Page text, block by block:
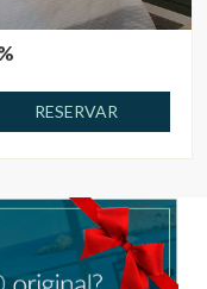
RESERVAR